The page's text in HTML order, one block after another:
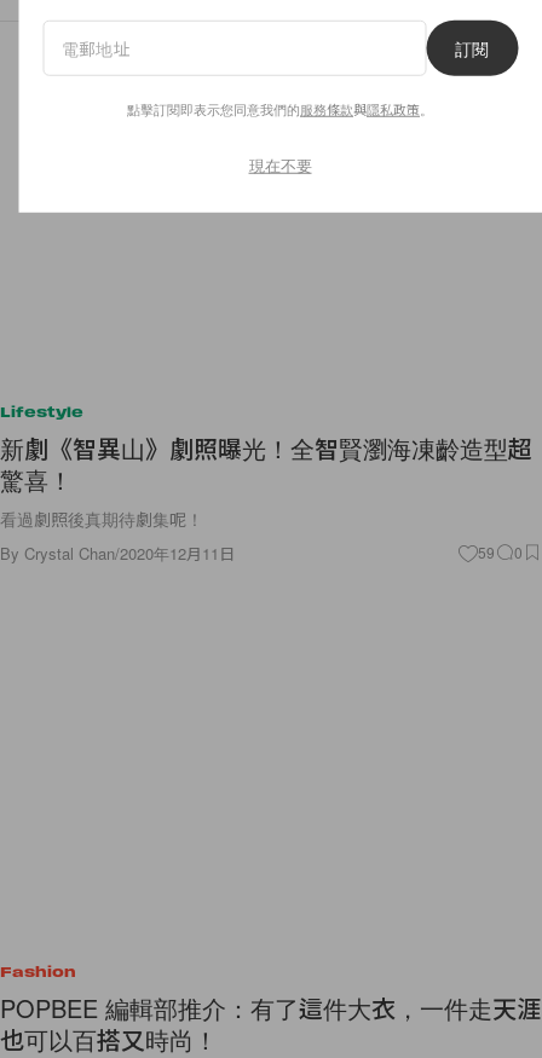
Lifestyle
新劇《智異山》劇照曝光！全智賢瀏海凍齡造型超
驚喜！
看過劇照後真期待劇集呢！
By Crystal Chan/2020年12月11日 59 0
Fashion
POPBEE 編輯部推介：有了這件大衣，一件走天涯
也可以百搭又時尚！
訂閱
點擊訂閱即表示您同意我們的服務條款與隱私政策
現在不要